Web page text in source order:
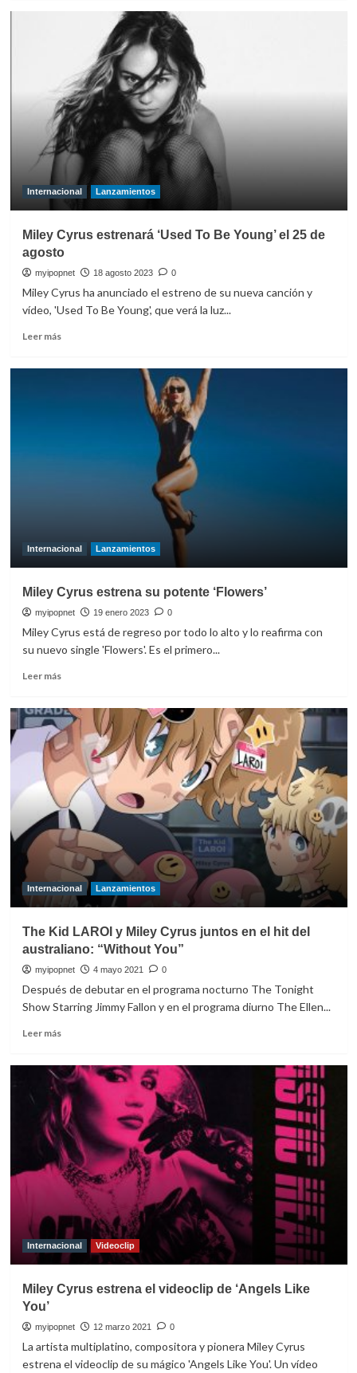
emociona
‘Used
To
Be
Young’.
Internacional Lanzamientos
Miley Cyrus estrenará ‘Used To Be Young’ el 25 de
agosto
myipopnet 18 agosto 2023 0
Miley Cyrus ha anunciado el estreno de su nueva canción y
vídeo, 'Used To Be Young', que verá la luz...
Leer másLeer
Internacional Lanzamientos
Miley Cyrus estrena su potente ‘Flowers’
myipopnet 19 enero 2023 0
Miley Cyrus está de regreso por todo lo alto y lo reafirma con
su nuevo single 'Flowers'. Es el primero...
Leer másLeer
Miley
Cyrus
estrena
su
potente
‘Flowers’
Internacional Lanzamientos
The Kid LAROI y Miley Cyrus juntos en el hit del
australiano: “Without You”
myipopnet 4 mayo 2021 0
Después de debutar en el programa nocturno The Tonight
Show Starring Jimmy Fallon y en el programa diurno The Ellen...
Leer másLeer
The
Kid
LAROI
y
Miley
Cyrus
juntos
en
hit
del
australiano:
“Without
Internacional Videoclip
Miley Cyrus estrena el videoclip de ‘Angels Like
You’
myipopnet 12 marzo 2021 0
La artista multiplatino, compositora y pionera Miley Cyrus
estrena el videoclip de su mágico 'Angels Like You'. Un vídeo